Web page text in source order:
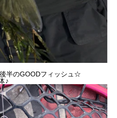
半のGOODフィッシュ☆
♪